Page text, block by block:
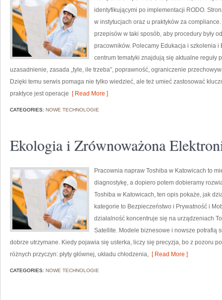
identyfikującymi po implementacji RODO.
w instytucjach oraz u praktyków za
przepisów w taki sposób, aby procedury były
pracowników. Polecamy Edukacja i szkolenia
centrum tematyki znajdują się aktualne reguły
uzasadnienie, zasada „tyle, ile trzeba”, poprawność, ograniczenie
Dzięki temu serwis pomaga nie tylko wiedzieć, ale też umieć zastosować
praktyce jest operacje [ Read More ]
CATEGORIES: NOWE TECHNOLOGIE
Ekologia i Zrównoważona
Pracownia napraw Toshiba w Katowicach to
diagnostykę, a dopiero potem dobieramy
Toshiba w Katowicach, ten opis pokaże, jak
kategorie to Bezpieczeństwo i Prywatność i
działalność koncentruje się na urządzeniach
Satellite. Modele biznesowe i nowsze potrafią
dobrze utrzymane. Kiedy pojawia się usterka, liczy się precyzja, bo z pozoru
różnych przyczyn: płyty głównej, układu chłodzenia, [ Read More ]
CATEGORIES: NOWE TECHNOLOGIE